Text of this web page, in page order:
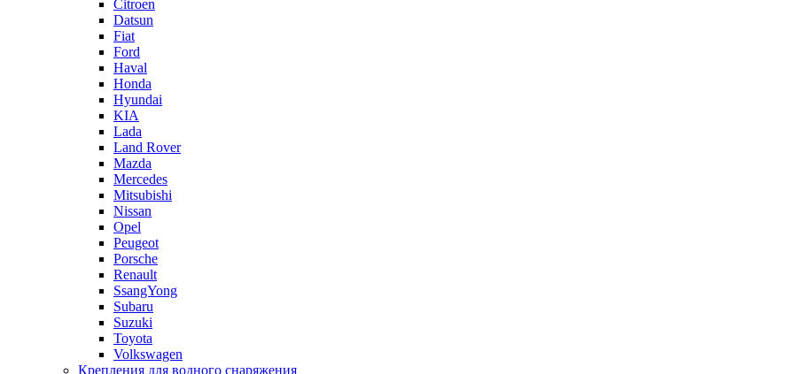
Citroen
Datsun
Fiat
Ford
Haval
Honda
Hyundai
KIA
Lada
Land Rover
Mazda
Mercedes
Mitsubishi
Nissan
Opel
Peugeot
Porsche
Renault
SsangYong
Subaru
Suzuki
Toyota
Volkswagen
Крепления для водного снаряжения